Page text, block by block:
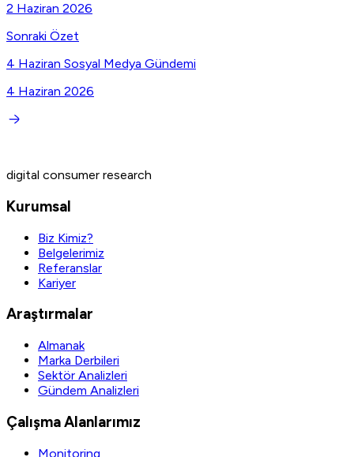
2 Haziran 2026
Sonraki Özet
4 Haziran Sosyal Medya Gündemi
4 Haziran 2026
digital consumer research
Kurumsal
Biz Kimiz?
Belgelerimiz
Referanslar
Kariyer
Araştırmalar
Almanak
Marka Derbileri
Sektör Analizleri
Gündem Analizleri
Çalışma Alanlarımız
Monitoring